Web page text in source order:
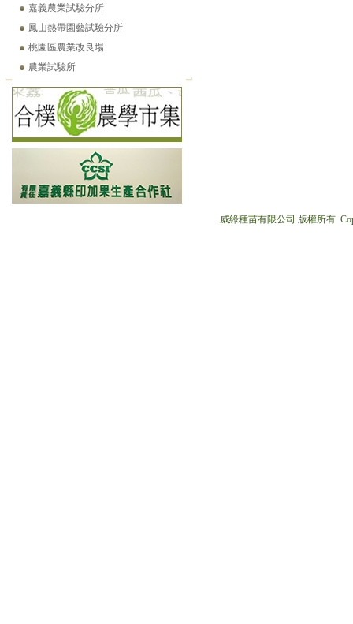
嘉義農業試驗分所
鳳山熱帶園藝試驗分所
桃園區農業改良場
農業試驗所
威綠種苗有限公司 版權所有